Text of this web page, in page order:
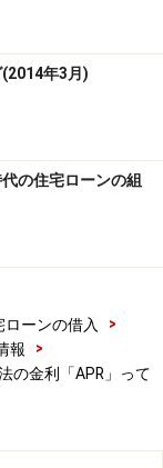
慮しております
基づく損失・損害
やサービス提供者
次のページへ
年3月)
の住宅ローンの組
ローンの借入
>
報
>
の金利「APR」って